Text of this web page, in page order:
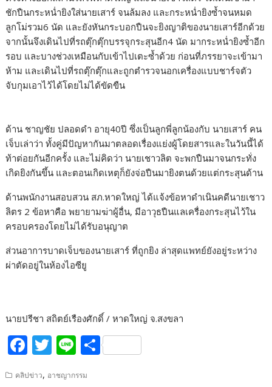
ชักปืนกระหน่ำยิงใส่นายเสาร์ จนล้มลง และกระหน่ำยิงซ้ำจนหมด
ลูกโม่รวม6 นัด และยังหันกระบอกปืนจะยิงญาติของนายเสาร์อีกด้วย
จากนั้นจึงเดินไปที่รถตุ๊กตุ๊กบรรจุกระสุนอีก4 นัด มากระหน่ำยิงซ้ำอีก
รอบ และบางช่วงเหมือนกับเข้าไปเตะซ้ำด้วย ก่อนที่ภรรยาจะเข้ามา
ห้าม และเดินไปที่รถตุ๊กตุ๊กและถูกตำรวจนอกเครื่องแบบชาร์จตัว
จับกุมเอาไว้ได้โดยไม่ได้ขัดขืน
ด้าน ชาญชัย ปลอดดำ อายุ40ปี ซึ่งเป็นลูกพี่ลูกน้องกับ นายเสาร์ คน
เจ็บเล่าว่า ทั้งคู่มีปัญหากันมาตลอดเรื่องแย่งผู้โดยสารและในวันนี้ได้
ท้าต่อยกันอีกครั้ง และไม่คิดว่า นายเชาวลิต จะพกปืนมาจนกระทั่ง
เกิดยิงกันขึ้น และตอนเกิดเหตุก็ยังจ่อปืนมายิงตนด้วยแต่กระสุนด้าน
ด้านพนักงานสอบสวน สภ.หาดใหญ่ ได้แจ้งข้อหาดำเนินคดีนายเชาว
ลิตร 2 ข้อหาคือ พยายามฆ่าผู้อื่น, มีอาวุธปืนแลเครื่องกระสุนไว้ใน
ครอบครองโดยไม่ได้รับอนุญาต
ส่วนอาการบาดเจ็บของนายเสาร์ ที่ถูกยิง ล่าสุดแพทย์ยังอยู่ระหว่าง
ผ่าตัดอยู่ในห้องไอซียู
นายปรีชา สถิตย์เรืองศักดิ์ / หาดใหญ่ จ.สงขลา
F T Li S
คลิปข่าว, อาชญากรรม